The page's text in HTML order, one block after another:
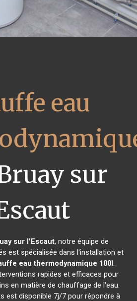
eau
sur
sur l'Escaut, notre équipe de
est spécialisée dans l'installation et
eau thermodynamique 100l.
rapides et efficaces pour
en matière de chauffage de l'eau.
est disponible 7j/7 pour répondre à